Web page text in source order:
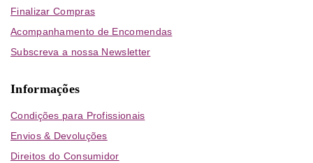
Finalizar Compras
Acompanhamento de Encomendas
Subscreva a nossa Newsletter
Informações
Condições para Profissionais
Envios & Devoluções
Direitos do Consumidor